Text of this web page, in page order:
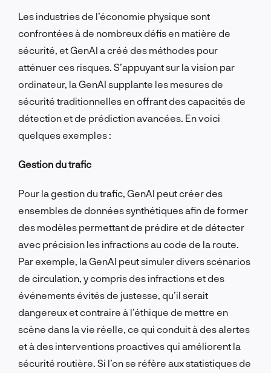
Les industries de l’économie physique sont
confrontées à de nombreux défis en matière de
sécurité, et GenAI a créé des méthodes pour
atténuer ces risques. S’appuyant sur la vision par
ordinateur, la GenAI supplante les mesures de
sécurité traditionnelles en offrant des capacités de
détection et de prédiction avancées. En voici
quelques exemples :
Gestion du trafic
Pour la gestion du trafic, GenAI peut créer des
ensembles de données synthétiques afin de former
des modèles permettant de prédire et de détecter
avec précision les infractions au code de la route.
Par exemple, la GenAI peut simuler divers scénarios
de circulation, y compris des infractions et des
événements évités de justesse, qu’il serait
dangereux et contraire à l’éthique de mettre en
scène dans la vie réelle, ce qui conduit à des alertes
et à des interventions proactives qui améliorent la
sécurité routière. Si l’on se réfère aux statistiques de